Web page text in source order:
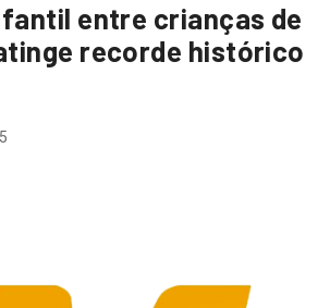
entre crianças de
recorde histórico